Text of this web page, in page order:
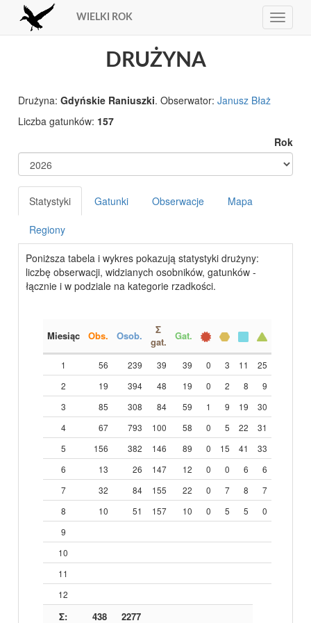
Toggle
WIELKI ROK
DRUŻYNA
Drużyna:Gdyńskie Raniuszki. Obserwator:Janusz Błaż
Liczba gatunków: 157
Rok
Statystyki Gatunki Obserwacje Mapa
Regiony
Poniższa tabela i wykres pokazują statystyki drużyny:
liczbę obserwacji, widzianych osobników, gatunków -
łącznie i w podziale na kategorie rzadkości.
Miesiąc Obs. Osob.
Σ
gat.
Gat.
1 56 239 39 39 0 3 11
25
2
19 394 48 19 0 2 8
9
3
85 308 84 59 1 9 19
30
4
67 793 100 58 0 5 22
31
5
156 382 146 89 0 15 41
33
6
13 26 147 12 0 0 6
6
7
32 84 155 22 0 7 8
7
8
10 51 157 10 0 5 5
0
9
10
11
12
Σ: 438 2277